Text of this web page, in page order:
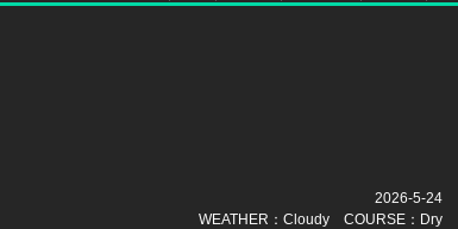
2026-5-24
WEATHER：Cloudy COURSE：Dry